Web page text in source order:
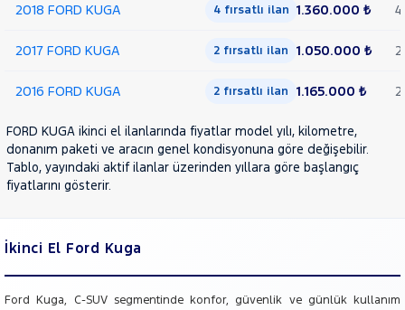
2018 FORD KUGA 4 fırsatlı ilan 1.360.000 ₺ 4
2017 FORD KUGA 2 fırsatlı ilan 1.050.000 ₺ 2
2016 FORD KUGA 2 fırsatlı ilan 1.165.000 ₺ 2
FORD KUGA ikinci el ilanlarında fiyatlar model yılı, kilometre,
donanım paketi ve aracın genel kondisyonuna göre değişebilir.
Tablo, yayındaki aktif ilanlar üzerinden yıllara göre başlangıç
fiyatlarını gösterir.
İkinci El Ford Kuga
Ford Kuga, C-SUV segmentinde konfor, güvenlik ve günlük kullanım